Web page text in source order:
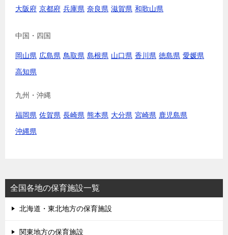
大阪府 京都府 兵庫県 奈良県 滋賀県 和歌山県
中国・四国
岡山県 広島県 鳥取県 島根県 山口県 香川県 徳島県 愛媛県
高知県
九州・沖縄
福岡県 佐賀県 長崎県 熊本県 大分県 宮崎県 鹿児島県
沖縄県
全国各地の保育施設一覧
北海道・東北地方の保育施設
関東地方の保育施設